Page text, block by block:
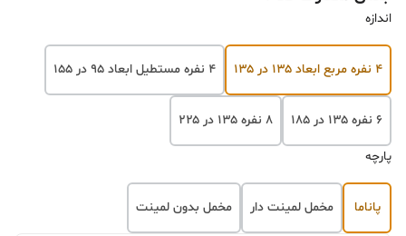
اندازه
۴ نفره مربع ابعاد ۱۳۵ در ۱۳۵ ۴ نفره مستطیل ابعاد ۹۵ در ۱۵۵
۶ نفره ۱۳۵ در ۱۸۵ ۸ نفره ۱۳۵ در ۲۲۵
پارچه
پاناما مخمل لمینت دار مخمل بدون لمینت